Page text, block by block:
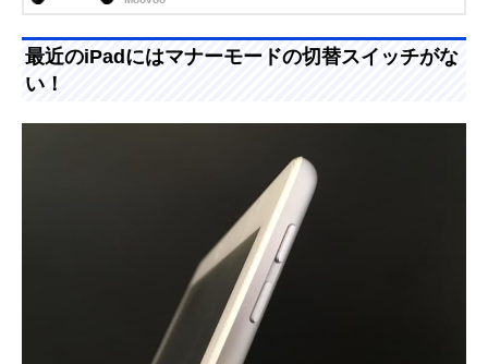
最近のiPadにはマナーモードの切替スイッチがな
い！